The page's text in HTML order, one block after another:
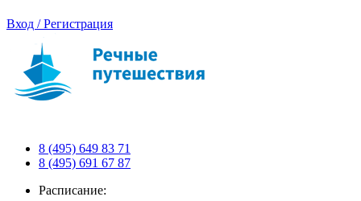
Вход / Регистрация
8 (495) 649 83 71
8 (495) 691 67 87
Расписание: